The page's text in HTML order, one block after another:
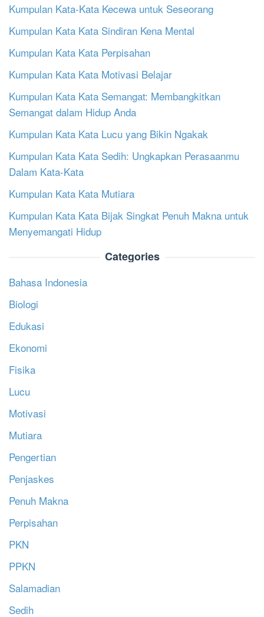
Kumpulan Kata-Kata Kecewa untuk Seseorang
Kumpulan Kata Kata Sindiran Kena Mental
Kumpulan Kata Kata Perpisahan
Kumpulan Kata Kata Motivasi Belajar
Kumpulan Kata Kata Semangat: Membangkitkan
Semangat dalam Hidup Anda
Kumpulan Kata Kata Lucu yang Bikin Ngakak
Kumpulan Kata Kata Sedih: Ungkapkan Perasaanmu
Dalam Kata-Kata
Kumpulan Kata Kata Mutiara
Kumpulan Kata Kata Bijak Singkat Penuh Makna untuk
Menyemangati Hidup
Categories
Bahasa Indonesia
Biologi
Edukasi
Ekonomi
Fisika
Lucu
Motivasi
Mutiara
Pengertian
Penjaskes
Penuh Makna
Perpisahan
PKN
PPKN
Salamadian
Sedih